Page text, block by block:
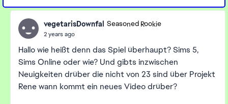
vegetarisDownfal Seasoned Rookie
2 years ago
Hallo wie heißt denn das Spiel überhaupt? Sims 5,
Sims Online oder wie? Und gibts inzwischen
Neuigkeiten drüber die nicht von 23 sind über Projekt
Rene wann kommt ein neues Video drüber?